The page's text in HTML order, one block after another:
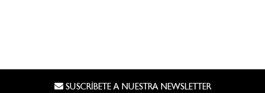
SUSCRÍBETE A NUESTRA NEWSLETTER